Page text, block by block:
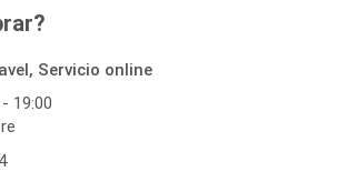
Servicio online
19:00